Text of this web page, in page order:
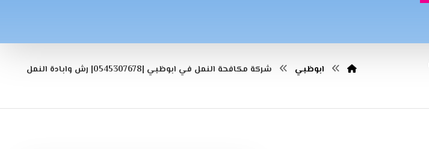
ابوظبي شركة مكافحة النمل في ابوظبي |0545307678| رش وابادة النمل